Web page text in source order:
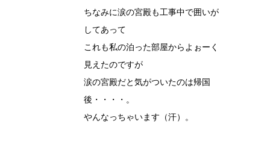
ちなみに涙の宮殿も工事中で囲いが
してあって
これも私の泊った部屋からよぉーく
見えたのですが
涙の宮殿だと気がついたのは帰国
後・・・・。
やんなっちゃいます（汗）。